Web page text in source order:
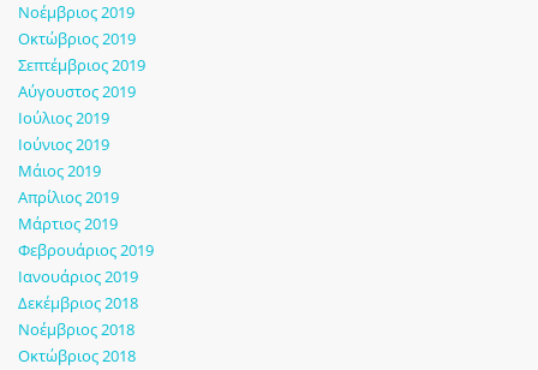
Νοέμβριος 2019
Οκτώβριος 2019
Σεπτέμβριος 2019
Αύγουστος 2019
Ιούλιος 2019
Ιούνιος 2019
Μάιος 2019
Απρίλιος 2019
Μάρτιος 2019
Φεβρουάριος 2019
Ιανουάριος 2019
Δεκέμβριος 2018
Νοέμβριος 2018
Οκτώβριος 2018